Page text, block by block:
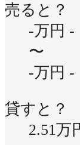
売ると？
-万円 -
〜
-万円 -
貸すと？
2.51万